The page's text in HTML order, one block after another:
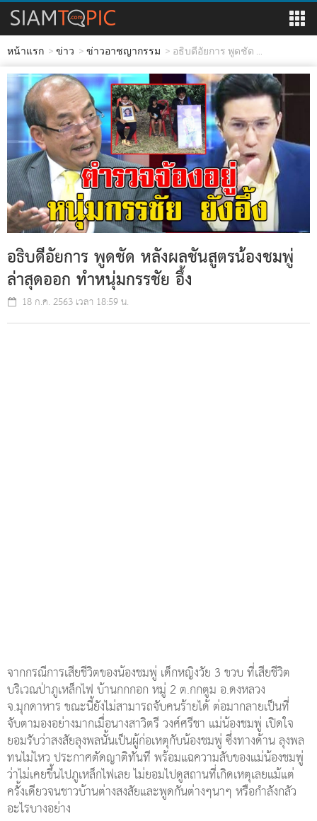
หน้าแรก ข่าว ข่าวอาชญากรรม อธิบดีอัยการ พูดชัด ...
อธิบดีอัยการ พูดชัด หลังผลชันสูตรน้องชมพู่
ล่าสุดออก ทำหนุ่มกรรชัย อึ้ง
18 ก.ค. 2563 เวลา 18:59 น.
จากกรณีการเสียชีวิตของน้องชมพู่ เด็กหญิงวัย 3 ขวบ ที่เสียชีวิต
บริเวณป่าภูเหล็กไฟ บ้านกกกอก หมู่ 2 ต.กกตูม อ.ดงหลวง
จ.มุกดาหาร ขณะนี้ยังไม่สามารถจับคนร้ายได้ ต่อมากลายเป็นที่
จับตามองอย่างมากเมื่อนางสาวิตรี วงศ์ศรีชา แม่น้องชมพู่ เปิดใจ
ยอมรับว่าสงสัยลุงพลนั้นเป็นผู้ก่อเหตุกับน้องชมพู่ ซึ่งทางด้าน ลุงพล
ทนไม่ไหว ประกาศตัดญาติทันที พร้อมแฉความลับของแม่น้องชมพู่
ว่าไม่เคยขึ้นไปภูเหล็กไฟเลย ไม่ยอมไปดูสถานที่เกิดเหตุเลยแม้แต่
ครั้งเดียวจนชาวบ้านต่างสงสัยและพูดกันต่างๆนาๆ หรือกำลังกลัว
อะไรบางอย่าง